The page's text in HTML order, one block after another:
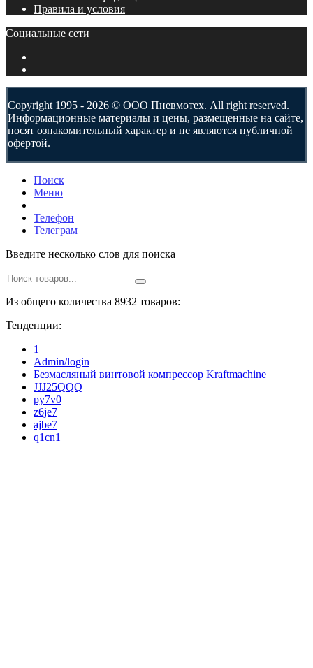
Правила и условия
Социальные сети
Copyright 1995 - 2026 © ООО Пневмотех. All right reserved.
Информационные материалы и цены, размещенные на сайте,
носят ознакомительный характер и не являются публичной
офертой.
Поиск
Меню
Телефон
Телеграм
Введите несколько слов для поиска
Из общего количества 8932 товаров:
Тенденции:
1
Admin/login
Безмасляный винтовой компрессор Kraftmaсhine
JJJ25QQQ
py7v0
z6je7
ajbe7
q1cn1